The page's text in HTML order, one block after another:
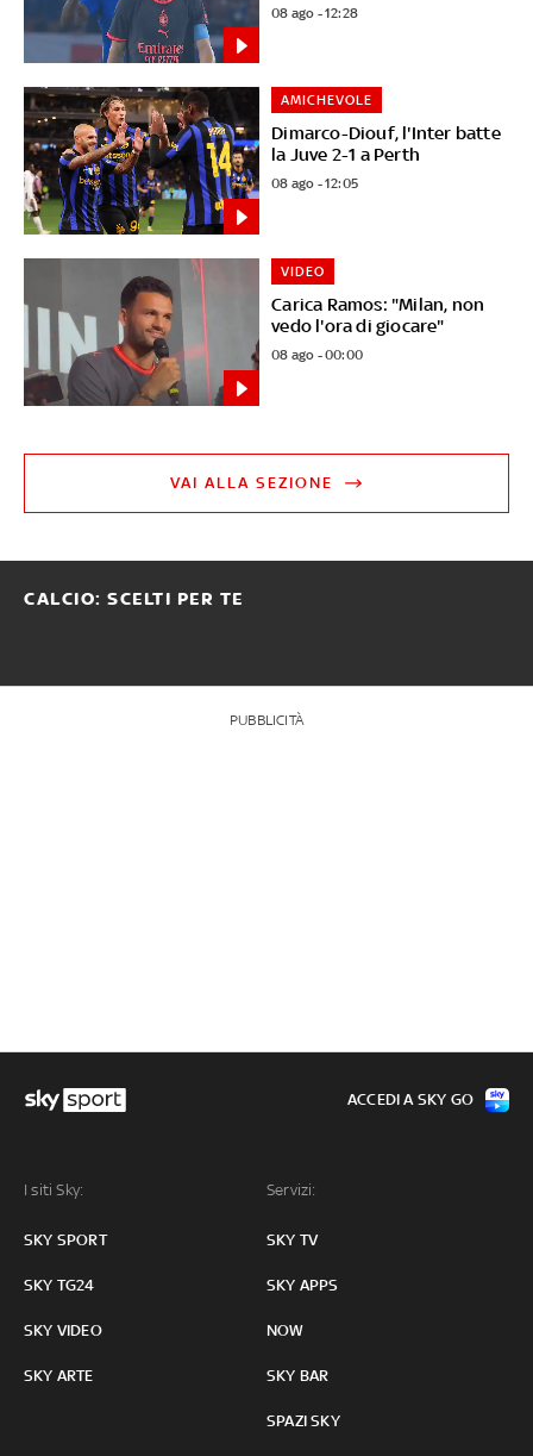
08 ago - 12:28
Dimarco-Diouf, l'Inter batte
la Juve 2-1 a Perth
AMICHEVOLE
08 ago - 12:05
Carica Ramos: "Milan, non
vedo l'ora di giocare"
VIDEO
08 ago - 00:00
VAI ALLA SEZIONE
CALCIO: SCELTI PER TE
PUBBLICITÀ
I siti Sky:
SKY SPORT
SKY TG24
SKY VIDEO
SKY ARTE
Servizi:
SKY TV
SKY APPS
NOW
SKY BAR
SPAZI SKY
ACCEDI A SKY GO